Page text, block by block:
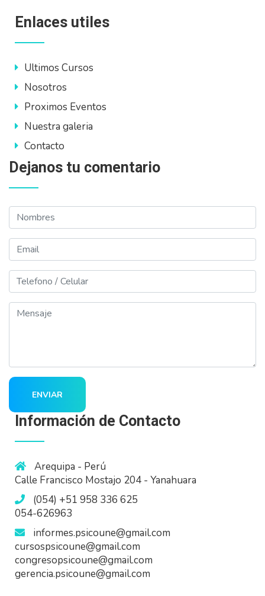
Enlaces utiles
Ultimos Cursos
Nosotros
Proximos Eventos
Nuestra galeria
Contacto
Dejanos tu comentario
Nombres
Email
Telefono
Mensaje
ENVIAR
Información de Contacto
Arequipa - Perú
Calle Francisco Mostajo 204 - Yanahuara
(054) +51 958 336 625
054-626963
informes.psicoune@gmail.com
cursospsicoune@gmail.com
congresopsicoune@gmail.com
gerencia.psicoune@gmail.com